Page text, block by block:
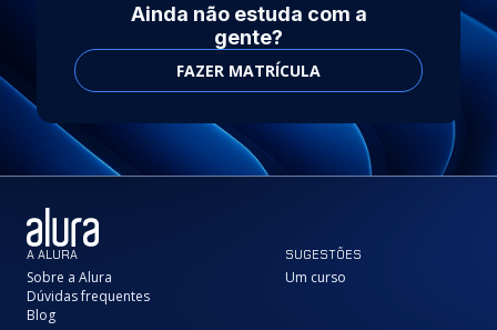
Ainda não estuda com a
gente?
FAZER MATRÍCULA
A ALURA
Sobre a Alura
Dúvidas frequentes
Blog
SUGESTÕES
Um curso